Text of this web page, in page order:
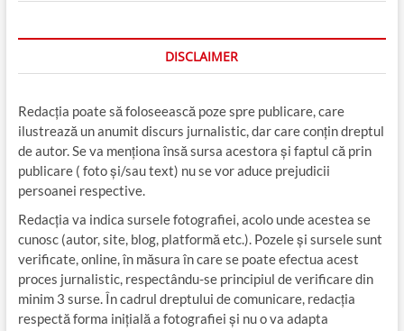
DISCLAIMER
Redacția poate să foloseească poze spre publicare, care
ilustrează un anumit discurs jurnalistic, dar care conțin dreptul
de autor. Se va menționa însă sursa acestora și faptul că prin
publicare ( foto și/sau text) nu se vor aduce prejudicii
persoanei respective.
Redacția va indica sursele fotografiei, acolo unde acestea se
cunosc (autor, site, blog, platformă etc.). Pozele și sursele sunt
verificate, online, în măsura în care se poate efectua acest
proces jurnalistic, respectându-se principiul de verificare din
minim 3 surse. În cadrul dreptului de comunicare, redacția
respectă forma inițială a fotografiei și nu o va adapta